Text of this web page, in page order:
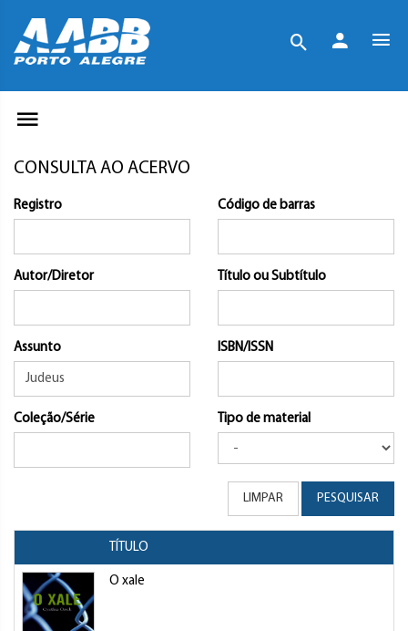
CONSULTA AO ACERVO
Registro Código de barras
Autor/Diretor Título ou Subtítulo
Assunto ISBN/ISSN
Coleção/Série Tipo de material
LIMPAR PESQUISAR
TÍTULO
O xale